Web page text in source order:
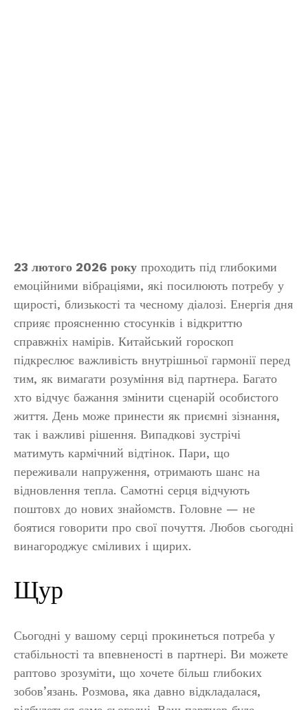
23 лютого 2026 року проходить під глибокими
емоційними вібраціями, які посилюють потребу у
щирості, близькості та чесному діалозі. Енергія дня
сприяє проясненню стосунків і відкриттю
справжніх намірів. Китайський гороскоп
підкреслює важливість внутрішньої гармонії перед
тим, як вимагати розуміння від партнера. Багато
хто відчує бажання змінити сценарій особистого
життя. День може принести як приємні зізнання,
так і важливі рішення. Випадкові зустрічі
матимуть кармічний відтінок. Пари, що
переживали напруження, отримають шанс на
відновлення тепла. Самотні серця відчують
поштовх до нових знайомств. Головне — не
боятися говорити про свої почуття. Любов сьогодні
винагороджує сміливих і щирих.
Щур
Сьогодні у вашому серці прокинеться потреба у
стабільності та впевненості в партнері. Ви можете
раптово зрозуміти, що хочете більш глибоких
зобов’язань. Розмова, яка давно відкладалася,